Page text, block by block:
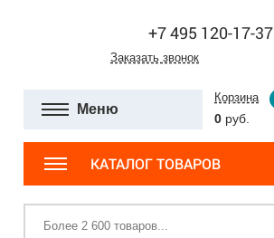
+7 495 120-17-37
Заказать звонок
Меню
Корзина
0 руб.
КАТАЛОГ ТОВАРОВ